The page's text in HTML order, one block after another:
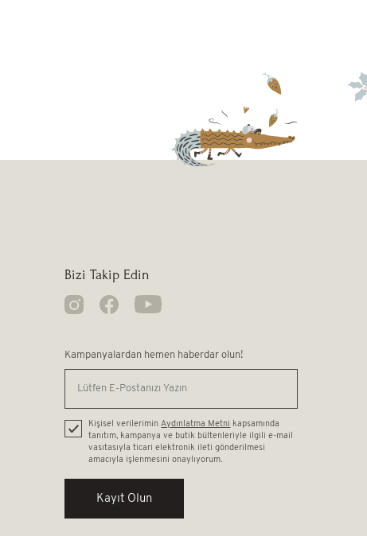
Bizi Takip Edin
Kampanyalardan hemen haberdar olun!
Kişisel verileriminAydınlatma Metni kapsamında
tanıtım, kampanya ve butik bültenleriyle ilgili e-mail
vasıtasıyla ticari elektronik ileti gönderilmesi
amacıyla işlenmesini onaylıyorum.
Kayıt Olun